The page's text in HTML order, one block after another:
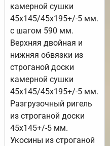
камерной сушки
45х145/45х195+/-5 мм.
с шагом 590 мм.
Верхняя двойная и
нижняя обвязки из
строганой доски
камерной сушки
45х145/45х195+/-5 мм.
Разгрузочный ригель
из строганой доски
45х145+/-5 мм.
Укосины из строганой